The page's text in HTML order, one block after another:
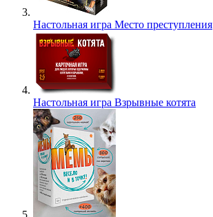
Настольная игра Место преступления
Настольная игра Взрывные котята